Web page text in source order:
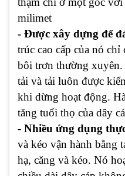
milimet
- Được xây dựng để
trúc cao cấp của nó chỉ
bôi trơn thường
tải và tải luôn được
khi dừng hoạt động.
tăng tuổi thọ của dây
- Nhiều ứng dụng
và kéo vận hành bằng
hạ, căng và kéo. Nó